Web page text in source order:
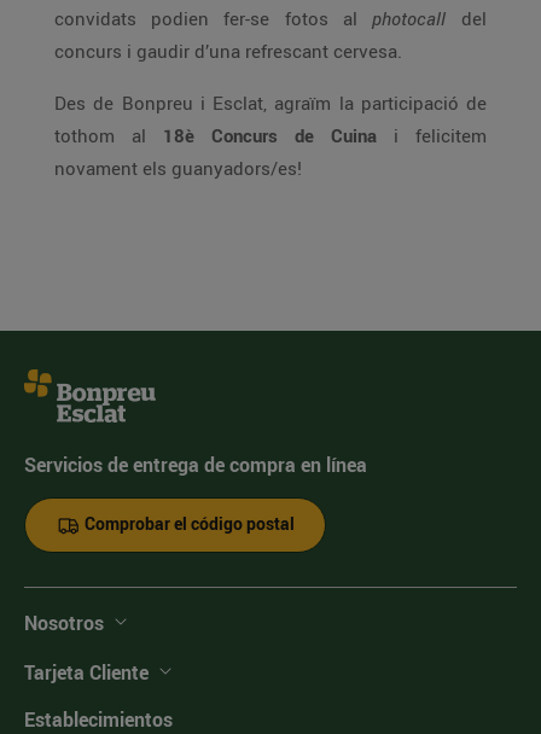
convidats podien fer-se fotos al photocall del
concurs i gaudir d’una refrescant cervesa.
Des de Bonpreu i Esclat, agraïm la participació de
tothom al 18è Concurs de Cuina i felicitem
novament els guanyadors/es!
Servicios de entrega de compra en línea
Comprobar el código postal
Nosotros
Tarjeta Cliente
Establecimientos